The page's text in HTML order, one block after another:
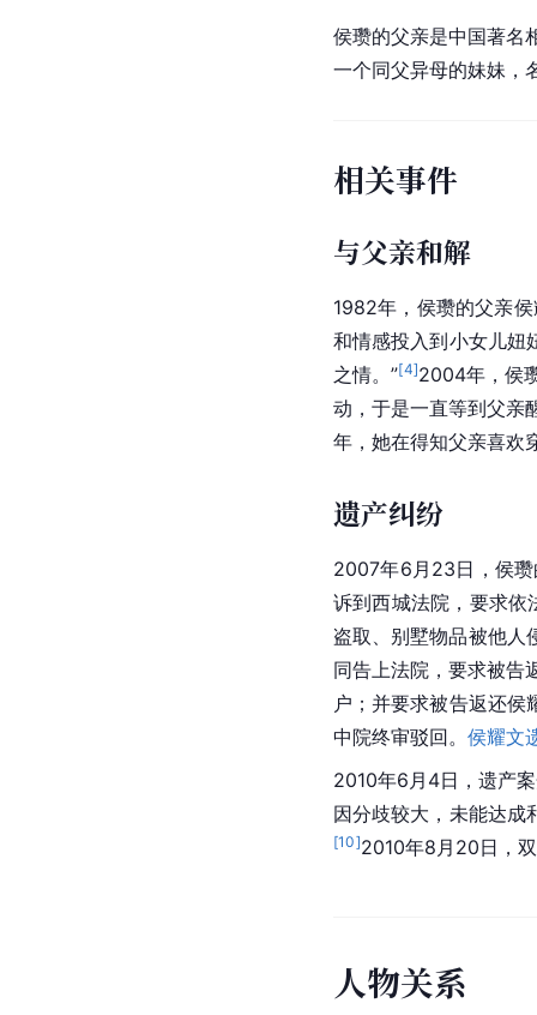
侯瓒的父亲是中国著名
一个同父异母的妹妹，
相关事件
与父亲和解
1982年，侯瓒的父亲
和情感投入到小女儿妞
之情。”[4]2004年，侯
动，于是一直等到父亲
年，她在得知父亲喜欢
遗产纠纷
2007年6月23日，侯
诉到西城法院，要求依
盗取、别墅物品被他人
同告上法院，要求被告
户；并要求被告返还
中院终审驳回。 侯耀文
2010年6月4日，遗产
因分歧较大，未能达成
[10]2010年8月20日，
人物关系